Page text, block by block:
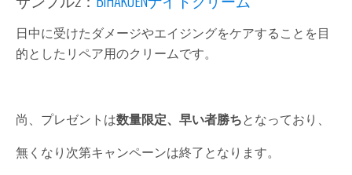
日中に受けたダメージやエイジングをケアすることを目
的としたリペア用のクリームです。
尚、プレゼントは数量限定、早い者勝ちとなっており、
無くなり次第キャンペーンは終了となります。